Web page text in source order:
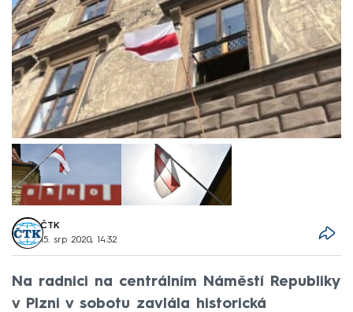
ČTK
15. srp 2020, 14:32
Na radnici na centrálním Náměstí Republiky
v Plzni v sobotu zavlála historická